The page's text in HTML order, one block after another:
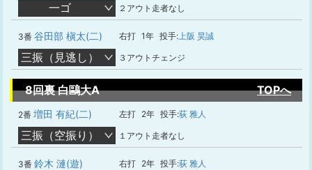
一ゴ ２アウト走者なし
3番 谷田部 槇太(二) 右打 1年 投手:上阪 昊誠
三振（見逃し） ３アウトチェンジ
8回裏 白鷗大A TOPへ
2番 増田 有紀(二) 左打 2年 投手:荻 雅人
三振（空振り） １アウト走者なし
3番 鈴木 漣(遊) 右打 2年 投手:荻 雅人